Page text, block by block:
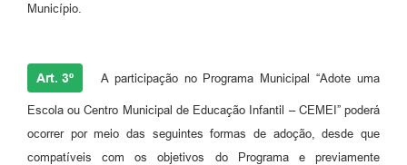
Município.
Art. 3º A participação no Programa Municipal “Adote uma
Escola ou Centro Municipal de Educação Infantil – CEMEI” poderá
ocorrer por meio das seguintes formas de adoção, desde que
compatíveis com os objetivos do Programa e previamente